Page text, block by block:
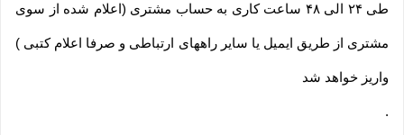
طی ۲۴ الی ۴۸ ساعت کاری به حساب مشتری (اعلام شده از سوی
مشتری از طریق ایمیل یا سایر راههای ارتباطی و صرفا اعلام کتبی )
واریز خواهد شد
.